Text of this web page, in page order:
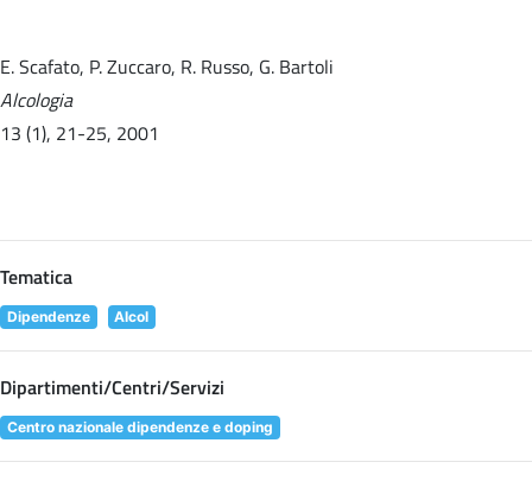
E. Scafato, P. Zuccaro, R. Russo, G. Bartoli
Alcologia
13 (1), 21-25, 2001
Tematica
Dipendenze Alcol
Dipartimenti/Centri/Servizi
Centro nazionale dipendenze e doping